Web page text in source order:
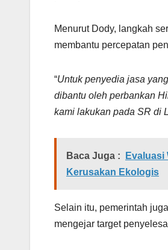
Menurut Dody, langkah
membantu percepatan
“Untuk penyedia jasa
dibantu oleh perbankan
kami lakukan pada SR di
Baca Juga :
Evaluasi
Kerusakan Ekologis
Selain itu, pemerintah
mengejar target